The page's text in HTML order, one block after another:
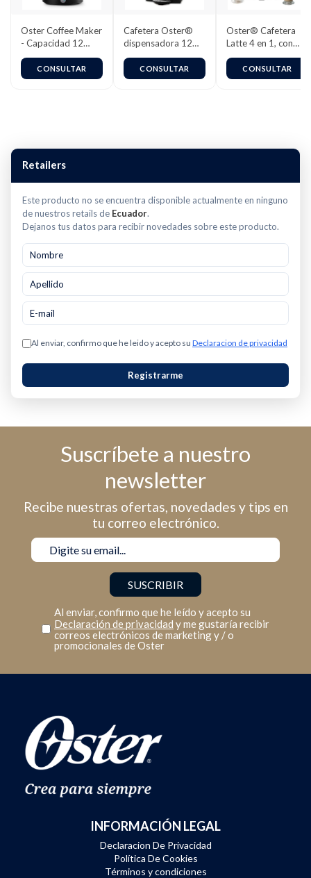
Oster Coffee Maker
- Capacidad 12
Tazas
CONSULTAR
Cafetera Oster®
dispensadora 12
tazas programable
CONSULTAR
Oster® Cafetera
Latte 4 en 1, con
espumador, para
Café Helado,
Granizado o
CONSULTAR
Retailers
Este producto no se encuentra disponible actualmente en ninguno
de nuestros retails de Ecuador.
Dejanos tus datos para recibir novedades sobre este producto.
Al enviar, confirmo que he leido y acepto su Declaracion de privacidad
Registrarme
Suscríbete a nuestro
newsletter
Recibe nuestras ofertas, novedades y tips en
tu correo electrónico.
Al enviar, confirmo que he leído y acepto su
Declaración de privacidad y me gustaría recibir
correos electrónicos de marketing y / o
promocionales de Oster
INFORMACIÓN LEGAL
Declaracion De Privacidad
Política De Cookies
Términos y condiciones